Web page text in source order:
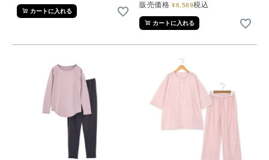
カートに入れる
販売価格 ¥6,589税込
カートに入れる